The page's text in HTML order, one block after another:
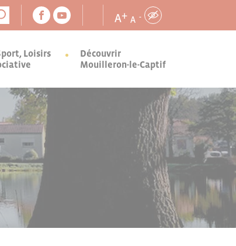
A+ A -
Loisirs
Découvrir
Mouilleron-le-Captif